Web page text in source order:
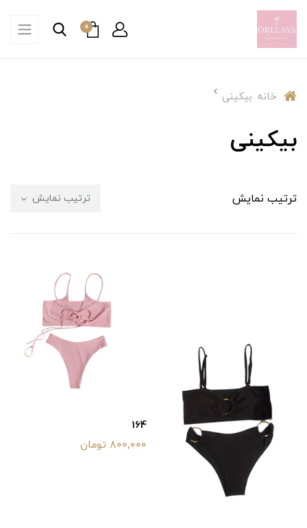
0
خانه بیکینی
بیکینی
ترتیب نمایش ترتیب نمایش
164
800,000 تومان